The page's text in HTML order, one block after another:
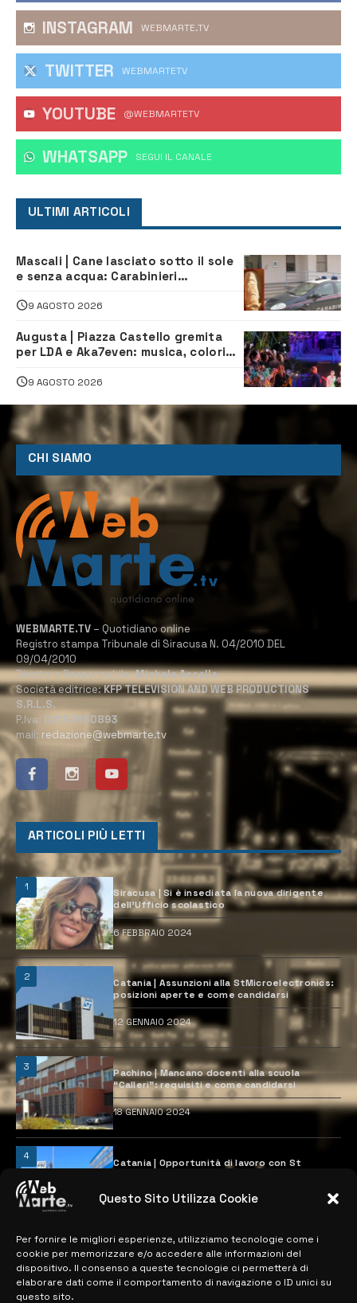
Questo Sito Utilizza Cookie
Per fornire le migliori esperienze, utilizziamo tecnologie come i
cookie per memorizzare e/o accedere alle informazioni del
dispositivo. Il consenso a queste tecnologie ci permetterà di
elaborare dati come il comportamento di navigazione o ID unici su
questo sito.
INSTAGRAM WEBMARTE.TV
TWITTER WEBMARTETV
YOUTUBE @WEBMARTETV
WHATSAPP ‎SEGUI IL CANALE
ULTIMI ARTICOLI
Mascali | Cane lasciato sotto il sole
e senza acqua: Carabinieri
9 AGOSTO 2026
Augusta | Piazza Castello gremita
per LDA e Aka7even: musica, colori
9 AGOSTO 2026
CHI SIAMO
WEBMARTE.TV – Quotidiano online
Registro stampa Tribunale di Siracusa N. 04/2010 DEL
09/04/2010
Direttore Responsabile:Michele Accolla
Società editrice:KFP TELEVISION AND WEB PRODUCTIONS
S.R.L.S.
P.Iva: 02184950893
mail: redazione@webmarte.tv
ARTICOLI PIÙ LETTI
1
Siracusa | Si è insediata la nuova dirigente
dell’Ufficio scolastico
6 FEBBRAIO 2024
2
Catania | Assunzioni alla StMicroelectronics:
posizioni aperte e come candidarsi
12 GENNAIO 2024
3
Pachino | Mancano docenti alla scuola
“Calleri”: requisiti e come candidarsi
18 GENNAIO 2024
4
Catania | Opportunità di lavoro con St
28 MARZO 2024
MAPPA DEL SITO